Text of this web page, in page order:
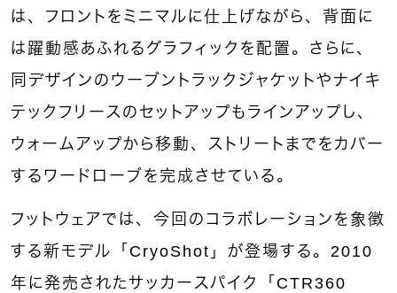
は、フロントをミニマルに仕上げながら、背面に
は躍動感あふれるグラフィックを配置。さらに、
同デザインのウーブントラックジャケットやナイキ
テックフリースのセットアップもラインアップし、
ウォームアップから移動、ストリートまでをカバー
するワードローブを完成させている。
フットウェアでは、今回のコラボレーションを象徴
する新モデル「CryoShot」が登場する。2010
年に発売されたサッカースパイク「CTR360